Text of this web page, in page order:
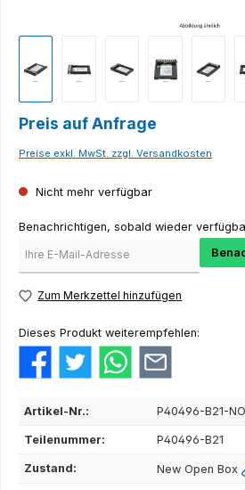
Preis auf Anfrage
Preise exkl. MwSt. zzgl. Versandkosten
Nicht mehr verfügbar
Benachrichtigen, sobald wieder
Zum Merkzettel hinzufügen
Dieses Produkt weiterempfehlen:
Artikel-Nr.: P40496-B21-
Teilenummer: P40496-B21
Zustand: New Open Box